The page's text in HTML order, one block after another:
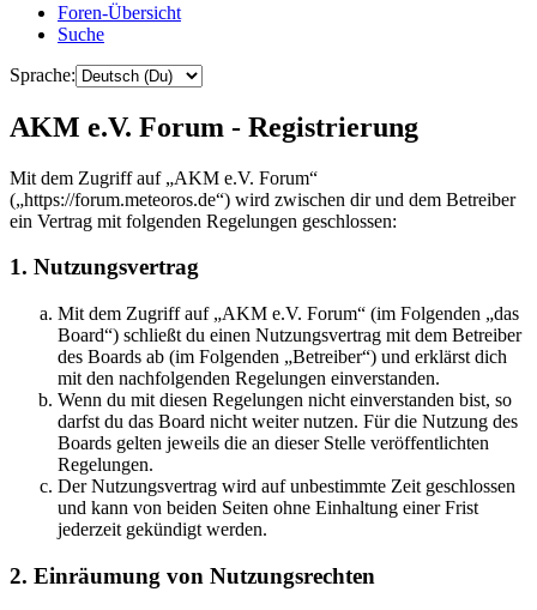
Foren-Übersicht
Suche
Sprache:
AKM e.V. Forum - Registrierung
Mit dem Zugriff auf „AKM e.V. Forum“
(„https://forum.meteoros.de“) wird zwischen dir und dem Betreiber
ein Vertrag mit folgenden Regelungen geschlossen:
1. Nutzungsvertrag
Mit dem Zugriff auf „AKM e.V. Forum“ (im Folgenden „das
Board“) schließt du einen Nutzungsvertrag mit dem Betreiber
des Boards ab (im Folgenden „Betreiber“) und erklärst dich
mit den nachfolgenden Regelungen einverstanden.
Wenn du mit diesen Regelungen nicht einverstanden bist, so
darfst du das Board nicht weiter nutzen. Für die Nutzung des
Boards gelten jeweils die an dieser Stelle veröffentlichten
Regelungen.
Der Nutzungsvertrag wird auf unbestimmte Zeit geschlossen
und kann von beiden Seiten ohne Einhaltung einer Frist
jederzeit gekündigt werden.
2. Einräumung von Nutzungsrechten